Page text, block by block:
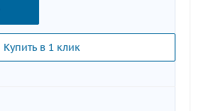
Купить в 1 клик